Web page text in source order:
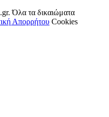
Όλα τα δικαιώματα
Απορρήτου Cookies